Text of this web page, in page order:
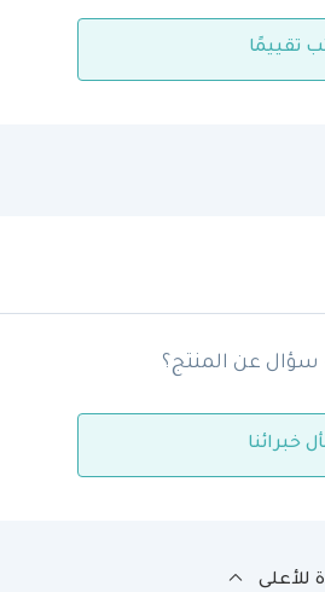
تقييمًا
سؤال عن المنتج؟
خبرائنا
للأعلى